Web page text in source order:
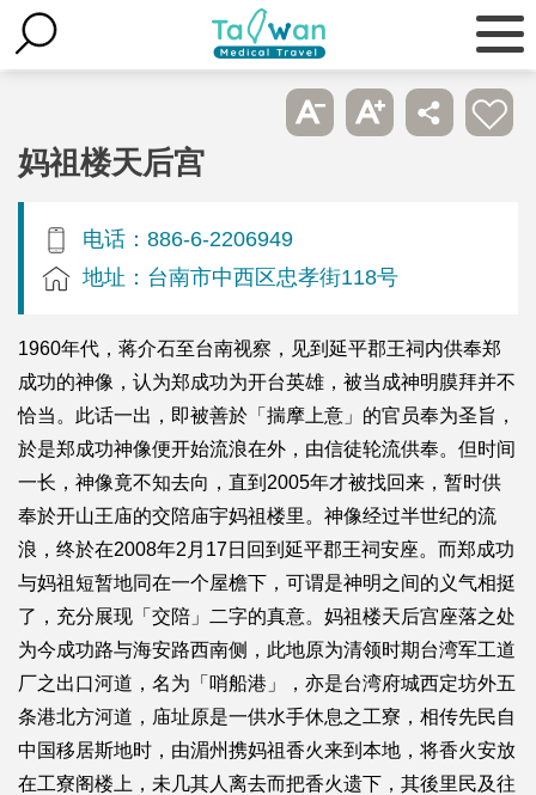
妈祖楼天后宫
电话：886-6-2206949
地址：台南市中西区忠孝街118号
1960年代，蒋介石至台南视察，见到延平郡王祠内供奉郑
成功的神像，认为郑成功为开台英雄，被当成神明膜拜并不
恰当。此话一出，即被善於「揣摩上意」的官员奉为圣旨，
於是郑成功神像便开始流浪在外，由信徒轮流供奉。但时间
一长，神像竟不知去向，直到2005年才被找回来，暂时供
奉於开山王庙的交陪庙宇妈祖楼里。神像经过半世纪的流
浪，终於在2008年2月17日回到延平郡王祠安座。而郑成功
与妈祖短暂地同在一个屋檐下，可谓是神明之间的义气相挺
了，充分展现「交陪」二字的真意。妈祖楼天后宫座落之处
为今成功路与海安路西南侧，此地原为清领时期台湾军工道
厂之出口河道，名为「哨船港」，亦是台湾府城西定坊外五
条港北方河道，庙址原是一供水手休息之工寮，相传先民自
中国移居斯地时，由湄州携妈祖香火来到本地，将香火安放
在工寮阁楼上，未几其人离去而把香火遗下，其後里民及往